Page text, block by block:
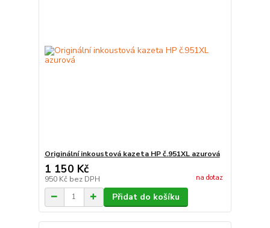
Originální inkoustová kazeta HP č.951XL azurová
1 150 Kč
950 Kč bez DPH na dotaz
Přidat do košíku